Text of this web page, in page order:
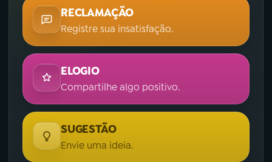
RECLAMAÇÃO
Registre sua insatisfação.
ELOGIO
Compartilhe algo positivo.
SUGESTÃO
Envie uma ideia.